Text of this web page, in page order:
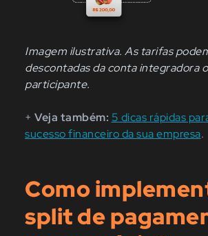
Imagem ilustrativa. As tarifas
descontadas da conta integradora
participante.
+ Veja também: 5 dicas rápidas
sucesso financeiro da sua empresa.
Como
split de